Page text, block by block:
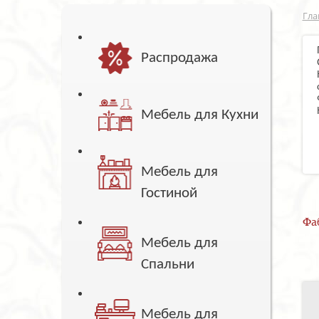
Распродажа
Мебель для Кухни
Мебель для
Гостиной
Мебель для
Спальни
Мебель для